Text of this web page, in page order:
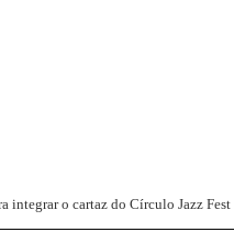
integrar o cartaz do Círculo Jazz Fest